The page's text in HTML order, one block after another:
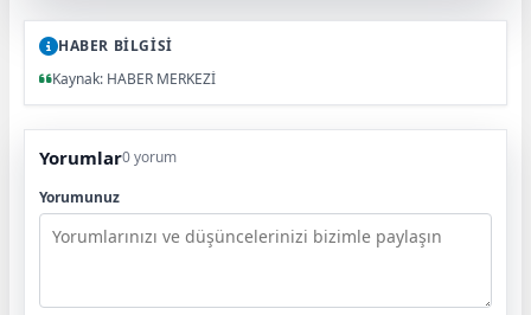
HABER BİLGİSİ
Kaynak: HABER MERKEZİ
Yorumlar0 yorum
Yorumunuz